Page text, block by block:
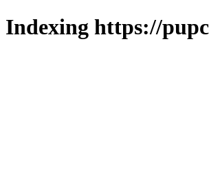
Indexing https://